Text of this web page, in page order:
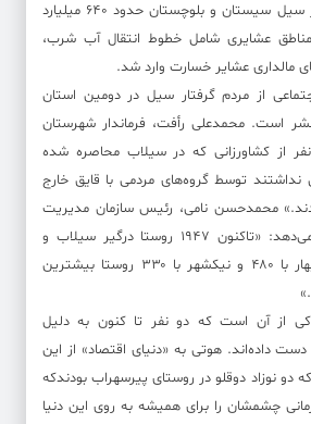
بر اساس برآورد اولیه از سیل سیستان و بلوچستان حدود ۶۴۰ میلیارد
عشایری شامل خطوط انتقال آب شرب،
مالداری عشایر خسارت وارد شد.
از مردم گرفتار سیل در دومین استان
است. محمدعلی رأفت، فرماندار شهرستان
دشتیاری می‌گوید: «۷ نفر از کشاورزانی که در سیلاب محاصره شده
نداشتند توسط گروه‌های مردمی با قایق خارج
محمدحسن نامی، رئیس سازمان مدیریت
بحران کشور هم خبر می‌دهد: «تاکنون ۱۹۴۷ روستا درگیر سیلاب و
خسارت شده‌اند که چابهار با ۴۸۰ و نیکشهر با ۳۳۰ روستا بیشترین
از آن است که دو نفر تا کنون به دلیل
داده‌اند. هوتی به «دنیای اقتصاد» از این
دو نوزاد دوقلو در روستای پیرسهراب بودندکه
چشمشان را برای همیشه به روی این دنیا